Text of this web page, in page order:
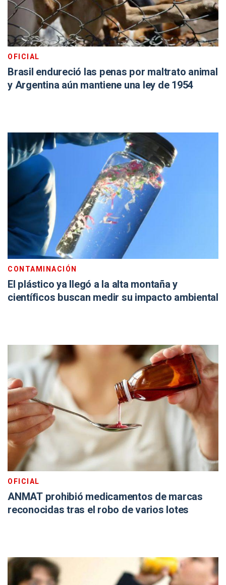
OFICIAL
Brasil endureció las penas por maltrato animal
y Argentina aún mantiene una ley de 1954
CONTAMINACIÓN
El plástico ya llegó a la alta montaña y
científicos buscan medir su impacto ambiental
OFICIAL
ANMAT prohibió medicamentos de marcas
reconocidas tras el robo de varios lotes